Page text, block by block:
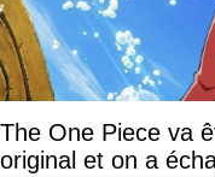
The One Piece va
original et on a